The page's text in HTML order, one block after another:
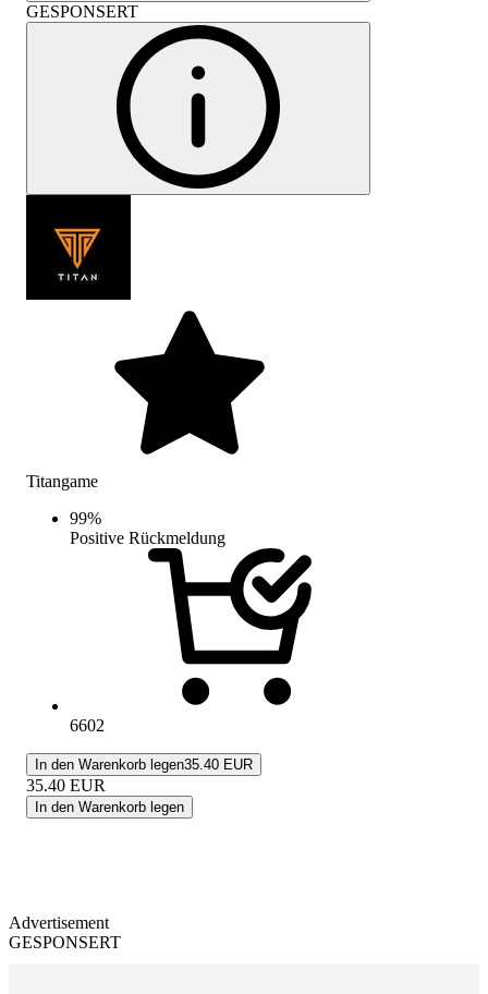
GESPONSERT
Titangame
99%
Positive Rückmeldung
6602
In den Warenkorb legen35.40 EUR
35.40 EUR
In den Warenkorb legen
Advertisement
GESPONSERT